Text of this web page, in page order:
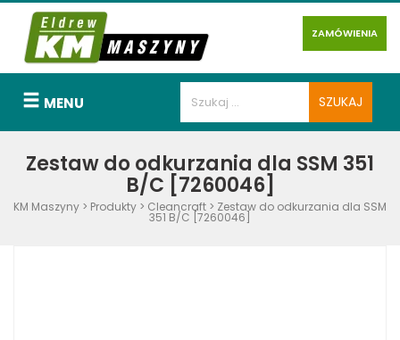
ZAMÓWIENIA
MENU
Zestaw do odkurzania dla SSM 351
B/C [7260046]
KM Maszyny > Produkty > Cleancraft > Zestaw do odkurzania dla SSM
351 B/C [7260046]